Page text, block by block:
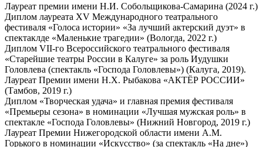
Лауреат премии имени Н.И. Собольщикова-Самарина (2024 г.)
Диплом лауреата XV Международного театрального
фестиваля «Голоса истории» «За лучший актерский дуэт» в
спектаклде «Маленькие трагедии» (Вологда, 2022 г.)
Диплом VII-го Всероссийского театрального фестиваля
«Старейшие театры России в Калуге» за роль Иудушки
Головлева (спектакль «Господа Головлевы») (Калуга, 2019).
Лауреат Премии имени Н.Х. Рыбакова «АКТЁР РОССИИ»
(Тамбов, 2019 г.)
Диплом «Творческая удача» и главная премия фестиваля
«Премьеры сезона» в номинации «Лучшая мужская роль» в
спектакле «Господа Головлевы» (Нижний Новгород, 2019 г.)
Лауреат Премии Нижегородской области имени А.М.
Горького в номинации «Искусство» (за спектакль «На дне»)